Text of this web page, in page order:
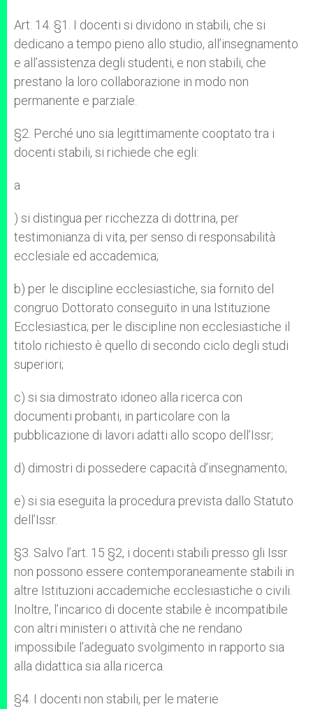
Art. 14. §1. I docenti si dividono in stabili, che si
dedicano a tempo pieno allo studio, all’insegnamento
e all’assistenza degli studenti, e non stabili, che
prestano la loro collaborazione in modo non
permanente e parziale.
§2. Perché uno sia legittimamente cooptato tra i
docenti stabili, si richiede che egli:
a
) si distingua per ricchezza di dottrina, per
testimonianza di vita, per senso di responsabilità
ecclesiale ed accademica;
b) per le discipline ecclesiastiche, sia fornito del
congruo Dottorato conseguito in una Istituzione
Ecclesiastica; per le discipline non ecclesiastiche il
titolo richiesto è quello di secondo ciclo degli studi
superiori;
c) si sia dimostrato idoneo alla ricerca con
documenti probanti, in particolare con la
pubblicazione di lavori adatti allo scopo dell’Issr;
d) dimostri di possedere capacità d’insegnamento;
e) si sia eseguita la procedura prevista dallo Statuto
dell’Issr.
§3. Salvo l’art. 15 §2, i docenti stabili presso gli Issr
non possono essere contemporaneamente stabili in
altre Istituzioni accademiche ecclesiastiche o civili.
Inoltre, l’incarico di docente stabile è incompatibile
con altri ministeri o attività che ne rendano
impossibile l’adeguato svolgimento in rapporto sia
alla didattica sia alla ricerca.
§4. I docenti non stabili, per le materie